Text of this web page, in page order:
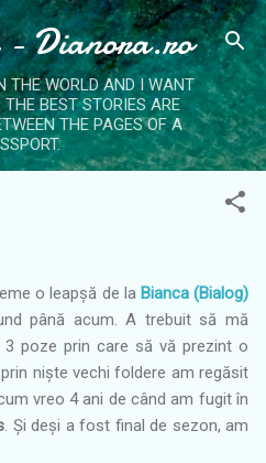
content
Dianora.ro
THE WORLD AND I WANT
BEST STORIES ARE
THE PAGES OF A
o leapșă de la Bianca (Bialog)
până acum. A trebuit să mă
poze prin care să vă prezint o
niște vechi foldere am regăsit
vreo 4 ani de când am fugit în
. Și deși a fost final de sezon, am